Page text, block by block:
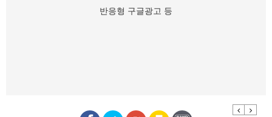
반응형 구글광고 등
Previous
Next